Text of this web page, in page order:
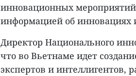
инновационных
информацией об инновациях
Директор Национального
что во Вьетнаме идет
экспертов и интеллигентов,